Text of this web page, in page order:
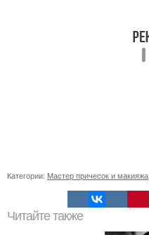
Категории: Мастер причесок и макияжа
Читайте также